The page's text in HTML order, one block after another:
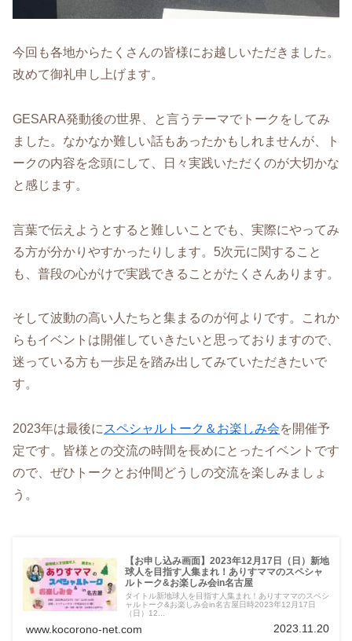
今回も各地からたくさんの皆様にお越しいただきました。
改めて御礼申し上げます。
GESARA発動後の世界、と言うテーマでトークをしてみ
ました。なかなか難しい話もあったかもしれませんが、ト
ークの内容を念頭にして、日々実践いただくのが大切かな
と感じます。
言葉で伝えようとすると難しいことでも、実際にやってみ
る方が分かりやすかったりします。5次元に関すること
も、普段の心がけで実践できることがたくさんあります。
そして波動の高い人たちと集まるのが何よりです。これか
らもイベントは開催していきたいと思っておりますので、
迷っている方も一歩足を踏み出してみていただきたいで
す。
2023年は最後に スペシャルトーク＆お楽しみ会を開催予
定です。皆様との交流の時間を長めにとったイベントです
ので、ぜひトークとお仲間どうしの交流を楽しみましょ
う。
【お申し込み画面】2023年12月17日（日）新地
球人を目指す人集まれ！ありすママのスペシャ
ルトーク&お楽しみ会in名古屋
タイトル新地球人を目指す人集まれ！ありすママのスペシ
ャルトーク&お楽しみ会in名古屋日時2023年12月17日
（日）12...
www.kocorono-net.com 2023.11.20